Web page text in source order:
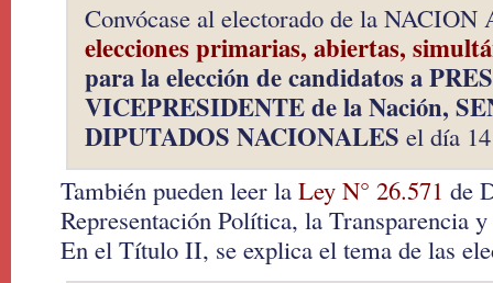
Convócase al electorado de la
elecciones primarias, abiertas,
para la elección de candidatos a
VICEPRESIDENTE de la Nación,
DIPUTADOS NACIONALES el día
También pueden leer la Ley N° 26.571 de
Representación Política, la Transparencia
En el Título II, se explica el tema de las